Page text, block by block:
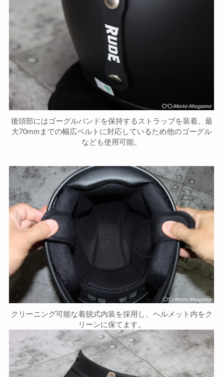
後頭部にはゴーグルバンドを保持するストラップを装着。最
大70mmまでの幅広ベルトに対応しているため他のゴーグル
なども使用可能。
クリーニング可能な着脱式内装を採用し、ヘルメット内をク
リーンに保てます。